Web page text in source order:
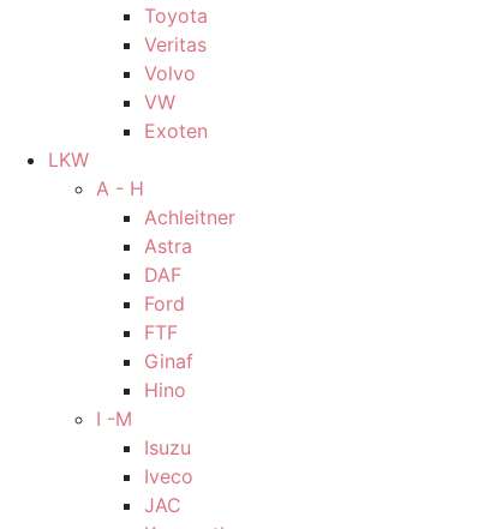
Toyota
Veritas
Volvo
VW
Exoten
LKW
A - H
Achleitner
Astra
DAF
Ford
FTF
Ginaf
Hino
I -M
Isuzu
Iveco
JAC